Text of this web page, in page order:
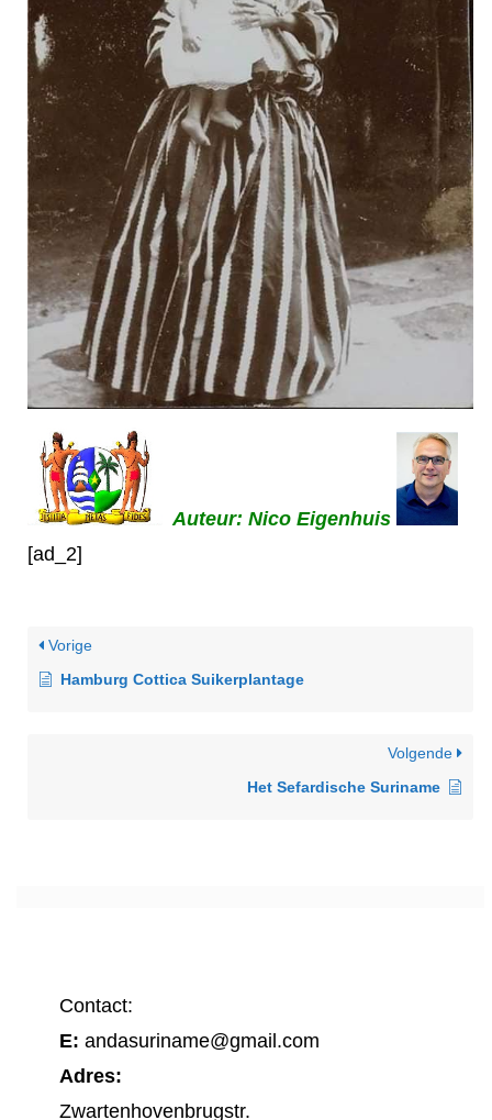
Auteur: Nico Eigenhuis
[ad_2]
Vorige
Hamburg Cottica Suikerplantage
Volgende
Het Sefardische Suriname
Contact:
E: andasuriname@gmail.com
Adres:
Zwartenhovenbrugstr.